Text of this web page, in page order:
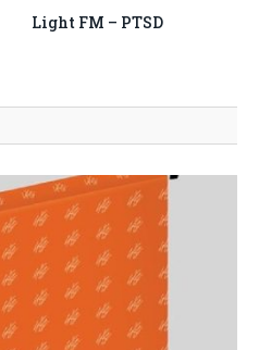
Light FM – PTSD